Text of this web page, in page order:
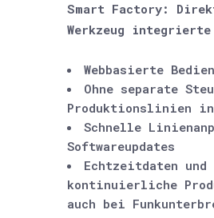
Smart Factory:
Werkzeug integrierte
Webbasierte
Ohne separate
Produktionslinien
Schnelle
Softwareupdates
Echtzeitdaten und
kontinuierliche
auch bei